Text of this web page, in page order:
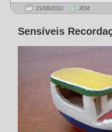
21/08/2010 JEM
Sensíveis